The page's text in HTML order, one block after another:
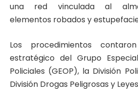
una red vinculada al
elementos robados y
Los procedimientos
estratégico del Grupo
Policiales (GEOP), la División
División Drogas Peligrosas y